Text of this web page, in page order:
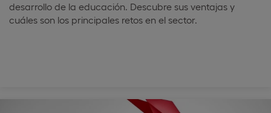
desarrollo de la educación. Descubre sus ventajas y
cuáles son los principales retos en el sector.